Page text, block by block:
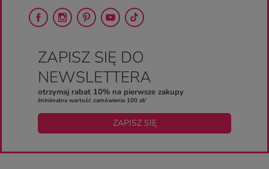
ZAPISZ SIĘ DO
NEWSLETTERA
otrzymaj rabat 10% na pierwsze zakupy
/minimalna wartość zamówienia 100 zł/
ZAPISZ SIĘ